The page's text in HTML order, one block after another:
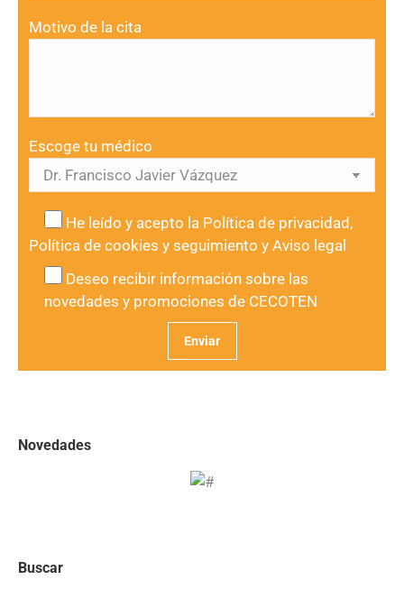
Motivo de la cita
Escoge tu médico
He leído y acepto la Política de privacidad ,
Política de cookies y seguimiento y Aviso legal
Deseo recibir información sobre las
novedades y promociones de CECOTEN
Novedades
Buscar